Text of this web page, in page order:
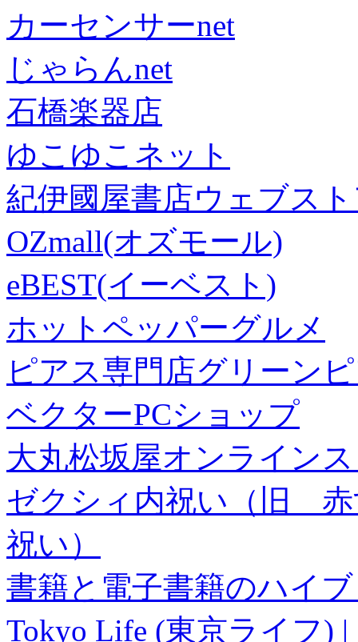
カーセンサーnet
じゃらんnet
石橋楽器店
ゆこゆこネット
紀伊國屋書店ウェブス
OZmall(オズモール)
eBEST(イーベスト)
ホットペッパーグルメ
ピアス専門店グリーン
ベクターPCショップ
大丸松坂屋オンライン
ゼクシィ内祝い（旧 赤
祝い）
書籍と電子書籍のハイ
Tokyo Life (東京ライフ)